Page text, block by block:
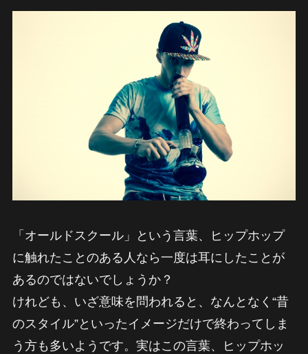
「オールドスクール」という言葉、ヒップホップ
に触れたことのある人なら一度は耳にしたことが
あるのではないでしょうか？
けれども、いざ意味を問われると、なんとなく“昔
のスタイル”といったイメージだけで終わってしま
う方も多いようです。実はこの言葉、ヒップホッ